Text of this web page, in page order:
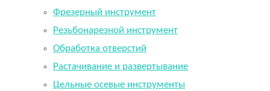
Фрезерный инструмент
Резьбонарезной инструмент
Обработка отверстий
Растачивание и развертывание
Цельные осевые инструменты